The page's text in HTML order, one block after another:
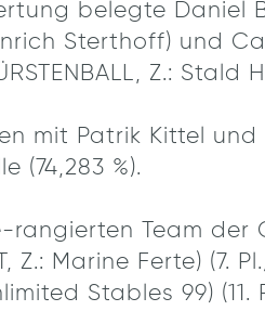
belegte Daniel
Sterthoff) und
Z.: Stald
mit Patrik Kittel
(74,283 %).
rangierten Team der
Z.: Marine Ferte)
Stables 99)